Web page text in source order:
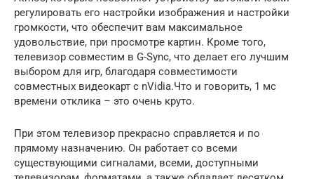
регулировать его настройки изображения и настройки
громкости, что обеспечит вам максимальное
удовольствие, при просмотре картин. Кроме того,
телевизор совместим в G-Sync, что делает его лучшим
выбором для игр, благодаря совместимости
совместных видеокарт с nVidia.Что и говорить, 1 мс
времени отклика – это очень круто.
При этом телевизор прекрасно справляется и по
прямому назначению. Он работает со всеми
существующими сигналами, всеми, доступными